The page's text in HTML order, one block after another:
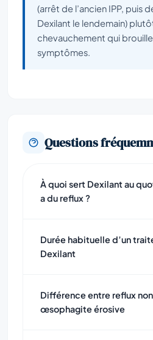
(arrêt de l’ancien IPP, puis
Dexilant le lendemain)
chevauchement qui
symptômes.
Questions
À quoi sert Dexilant au
a du reflux ?
Durée habituelle d’un
Dexilant
Différence entre reflux
œsophagite érosive